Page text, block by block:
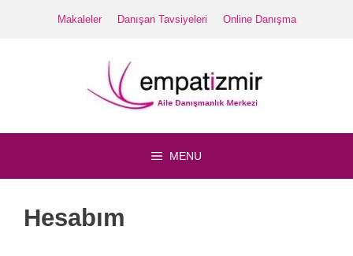
Makaleler Danışan Tavsiyeleri Online Danışma
MENU
Hesabım